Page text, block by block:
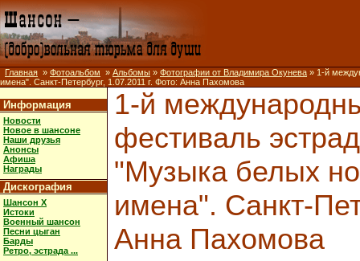
Главная » Фотоальбом » Альбомы » Фотографии от Владимира Окунева » 1-й
имена". Санкт-Петербург, 1.07.2011 г. Фото: Анна Пахомова
Информация
Новости
Новое в шансоне
Наши друзья
Анонсы
Афиша
Награды
Дискография
Шансон X
Истоки
Военный шансон
Песни цыган
Барды
Ретро, эстрада ...
1-й
фестиваль
"Музыка белых
имена". Санкт-
Анна Пахомова